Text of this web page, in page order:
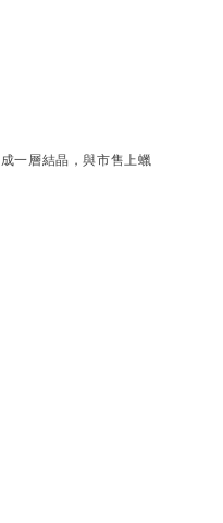
一層結晶，與市售上蠟